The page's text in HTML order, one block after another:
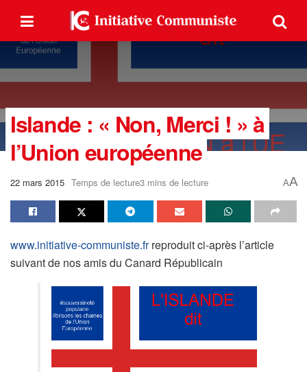
Islande : « Non, Merci ! » à
l’Union européenne
22 mars 2015 Temps de lecture3 mins de lecture AA
www.initiative-communiste.frreproduit ci-après l’article
suivant de nos amis du Canard Républicain